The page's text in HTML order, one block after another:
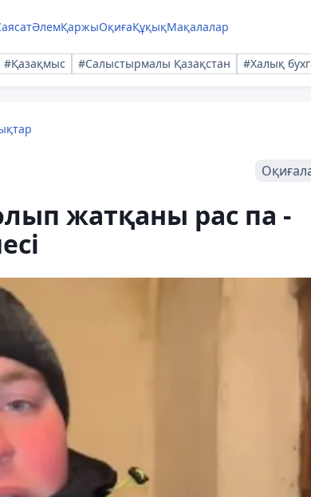
ӘлемҚаржыОқиғаҚұқықМақалалар
#Қазақмыс #Салыстырмалы Қазақстан #Халық
жатқаны рас па -